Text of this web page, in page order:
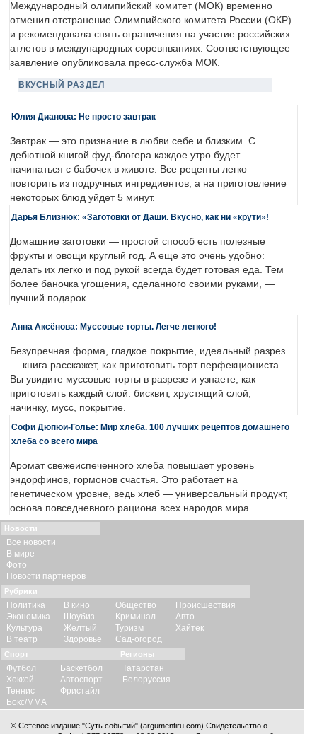
Международный олимпийский комитет (МОК) временно
отменил отстранение Олимпийского комитета России (ОКР)
и рекомендовала снять ограничения на участие российских
атлетов в международных соревнваниях. Соответствующее
заявление опубликовала пресс-служба МОК.
ВКУСНЫЙ РАЗДЕЛ
Юлия Дианова: Не просто завтрак
Завтрак — это признание в любви себе и близким. С
дебютной книгой фуд-блогера каждое утро будет
начинаться с бабочек в животе. Все рецепты легко
повторить из подручных ингредиентов, а на приготовление
некоторых блюд уйдет 5 минут.
Дарья Близнюк: «Заготовки от Даши. Вкусно, как ни «крути»!
Домашние заготовки — простой способ есть полезные
фрукты и овощи круглый год. А еще это очень удобно:
делать их легко и под рукой всегда будет готовая еда. Тем
более баночка угощения, сделанного своими руками, —
лучший подарок.
Анна Аксёнова: Муссовые торты. Легче легкого!
Безупречная форма, гладкое покрытие, идеальный разрез
— книга расскажет, как приготовить торт перфекциониста.
Вы увидите муссовые торты в разрезе и узнаете, как
приготовить каждый слой: бисквит, хрустящий слой,
начинку, мусс, покрытие.
Софи Дюпюи-Голье: Мир хлеба. 100 лучших рецептов домашнего
хлеба со всего мира
Аромат свежеиспеченного хлеба повышает уровень
эндорфинов, гормонов счастья. Это работает на
генетическом уровне, ведь хлеб — универсальный продукт,
основа повседневного рациона всех народов мира.
Новости
Все новости
В мире
Фото
Новости партнеров
Рубрики
Политика
Экономика
Культура
В театр
В кино
Шоубиз
Желтый
Здоровье
Общество
Криминал
Туризм
Сад-огород
Происшествия
Авто
Хайтек
Спорт
Футбол
Хоккей
Теннис
Бокс/ММА
Баскетбол
Автоспорт
Фристайл
Регионы
Татарстан
Белоруссия
© Сетевое издание "Суть событий" (argumentiru.com) Свидетельство о